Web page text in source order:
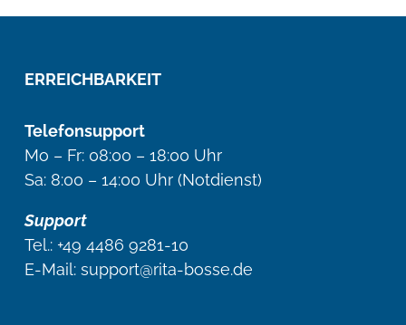
ERREICHBARKEIT
Telefonsupport
Mo – Fr: 08:00 – 18:00 Uhr
Sa: 8:00 – 14:00 Uhr (Notdienst)
Support
Tel.: +49 4486 9281-10
E-Mail: support@rita-bosse.de